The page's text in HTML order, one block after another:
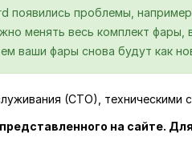
появились проблемы,
менять весь комплект
ваши фары снова будут как
(СТО), техническими
на сайте.